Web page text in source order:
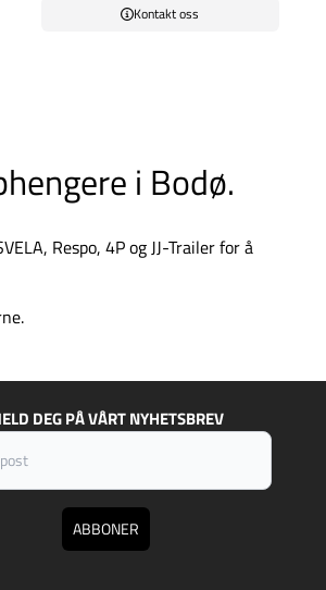
Kontakt oss
i Bodø.
, Respo, 4Pog JJ-Trailer for å
DEG PÅ VÅRT NYHETSBREV
ABBONER